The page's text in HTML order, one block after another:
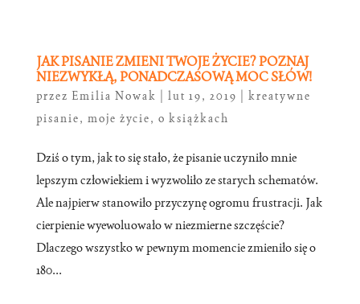
JAK PISANIE ZMIENI TWOJE ŻYCIE? POZNAJ
NIEZWYKŁĄ, PONADCZASOWĄ MOC SŁÓW!
przez Emilia Nowak lut 19, 2019
kreatywne
pisanie, moje życie, o książkach
Dziś o tym, jak to się stało, że pisanie uczyniło mnie
lepszym człowiekiem i wyzwoliło ze starych schematów.
Ale najpierw stanowiło przyczynę ogromu frustracji. Jak
cierpienie wyewoluowało w niezmierne szczęście?
Dlaczego wszystko w pewnym momencie zmieniło się o
180...